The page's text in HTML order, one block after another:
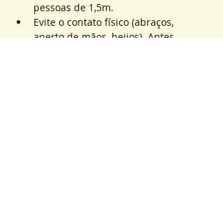
pessoas de 1,5m.
Evite o contato físico (abraços,
aperto de mãos, beijos). Antes,